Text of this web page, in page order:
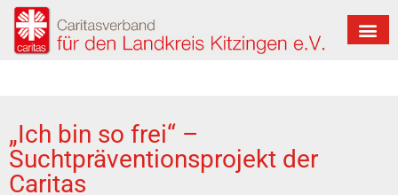
„Ich bin so frei“ –
Suchtpräventionsprojekt der
Caritas